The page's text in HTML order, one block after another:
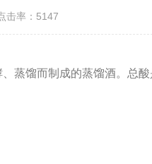
击率：5147
、蒸馏而制成的蒸馏酒。总